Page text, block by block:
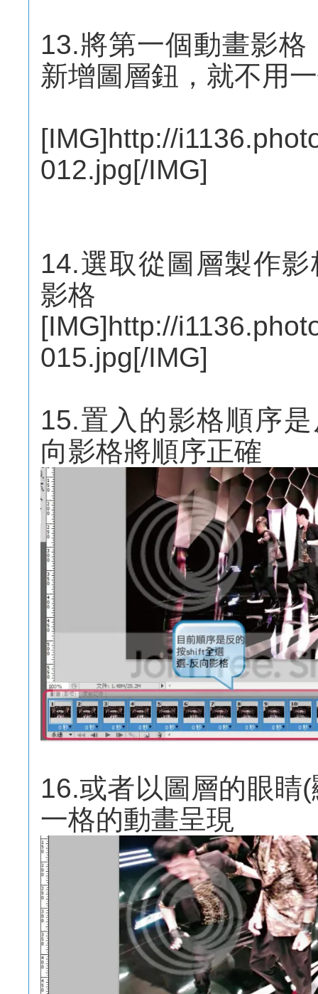
13.將第一個動畫影
新增圖層鈕，就不用
[IMG]http://
012.jpg[/IMG]
14.選取從圖層製作
影格
[IMG]http://
015.jpg[/IMG]
15.置入的影格順序
向影格將順序正確
16.或者以圖層的眼睛
一格的動畫呈現